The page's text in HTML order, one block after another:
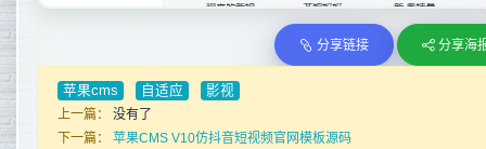
分享链接 分享海
苹果cms 自适应
影视
上一篇： 没有了
下一篇： 苹果CMS V10仿抖音短视频官网模板源码